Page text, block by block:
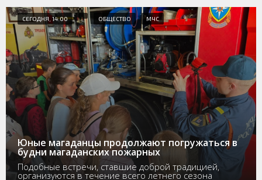
СЕГОДНЯ, 14:00 ОБЩЕСТВО МЧС
Юные магаданцы продолжают погружаться в
будни магаданских пожарных
Подобные встречи, ставшие доброй традицией,
организуются в течение всего летнего сезона